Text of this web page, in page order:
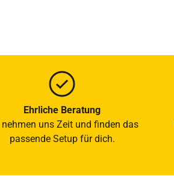
Ehrliche Beratung
nehmen uns Zeit und finden das
passende Setup für dich.